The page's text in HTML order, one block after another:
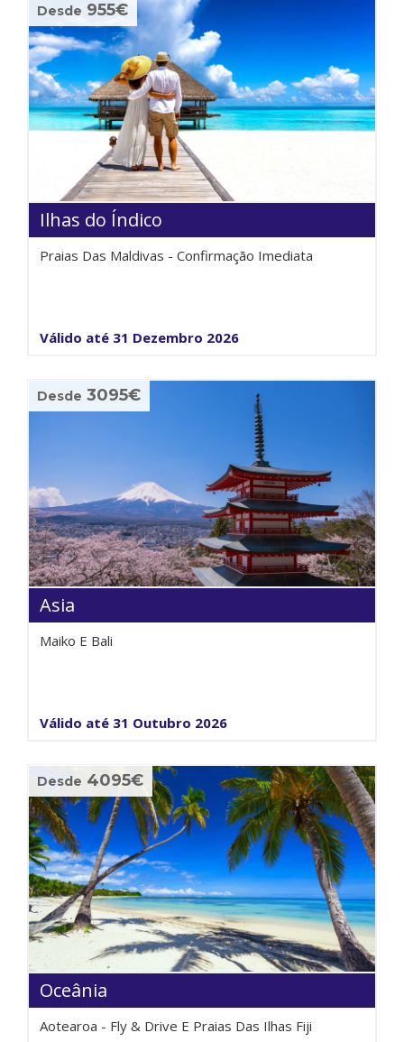
Desde 955€
Ilhas do Índico
Praias Das Maldivas - Confirmação Imediata
Válido até 31 Dezembro 2026
Desde 3095€
Asia
Maiko E Bali
Válido até 31 Outubro 2026
Desde 4095€
Oceânia
Aotearoa - Fly & Drive E Praias Das Ilhas Fiji